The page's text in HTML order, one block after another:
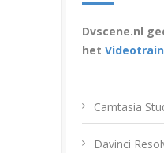
Dvscene.nl
het
Camtasia
Davinci